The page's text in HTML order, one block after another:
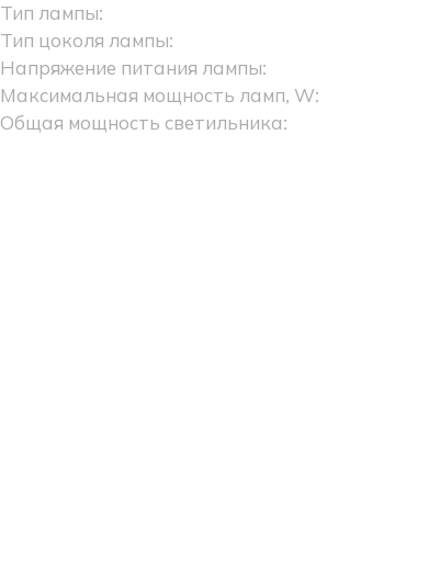
Тип лампы:
Тип цоколя лампы:
Напряжение питания лампы:
Максимальная мощность ламп, W:
Общая мощность светильника: